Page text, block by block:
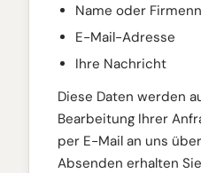
Name oder
E-Mail-Adresse
Ihre Nachricht
Diese Daten werden
Bearbeitung Ihrer
per E-Mail an uns
Absenden erhalten